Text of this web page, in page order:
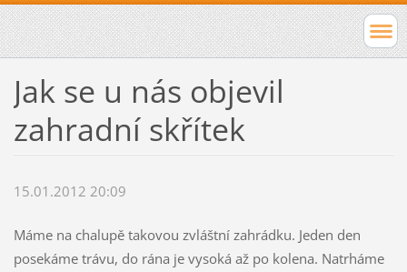
Jak se u nás objevil
zahradní skřítek
15.01.2012 20:09
Máme na chalupě takovou zvláštní zahrádku. Jeden den
posekáme trávu, do rána je vysoká až po kolena. Natrháme